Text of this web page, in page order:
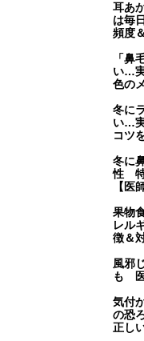
耳あ
は毎
頻度
「鼻
い…
色の
冬に
い…
コツ
冬に
性 特
【医
果物
レル
徴＆
風邪
も 医
気付
の恐
正し